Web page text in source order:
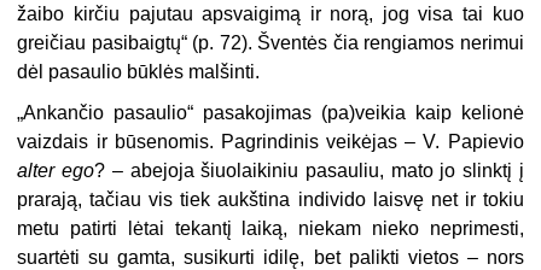
žaibo kirčiu pajutau apsvaigimą ir norą, jog visa tai kuo
greičiau pasibaigtų“ (p. 72). Šventės čia rengiamos nerimui
dėl pasaulio būklės malšinti.
„Ankančio pasaulio“ pasakojimas (pa)veikia kaip kelionė
vaizdais ir būsenomis. Pagrindinis veikėjas – V. Papievio
alter ego? – abejoja šiuolaikiniu pasauliu, mato jo slinktį į
prarają, tačiau vis tiek aukština individo laisvę net ir tokiu
metu patirti lėtai tekantį laiką, niekam nieko neprimesti,
suartėti su gamta, susikurti idilę, bet palikti vietos – nors